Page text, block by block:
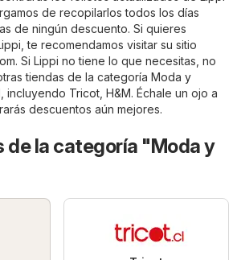
de recopilarlos todos los días
de ningún descuento. Si quieres
te recomendamos visitar su sitio
. Si Lippi no tiene lo que necesitas, no
tiendas de la categoría Moda y
incluyendo Tricot, H&M. Échale un ojo a
descuentos aún mejores.
de la categoría "Moda y